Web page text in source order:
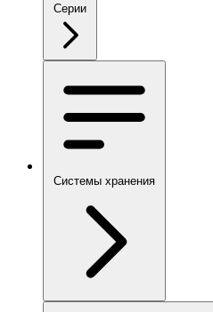
Серии
Системы хранения